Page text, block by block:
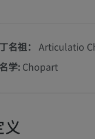
名祖： Articulatio
学: Chopart
义